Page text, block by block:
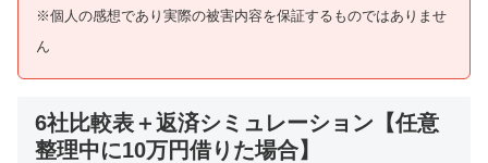
※個人の感想であり実際の被害内容を保証するものではありませ
ん
6社比較表＋返済シミュレーション【任意
整理中に10万円借りた場合】